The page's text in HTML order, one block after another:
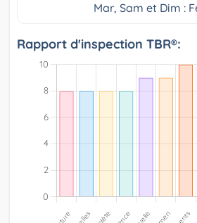
Mar, Sam et Dim :
Rapport d'inspection TBR®: